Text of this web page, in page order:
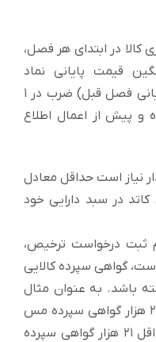
کالا در ابتداي هر فصل،
قیمت پایانی نماد
معاملاتی مس کاتد در یک ماه پایانی فصل قبل) ضرب در ١
تعدیل شده و پیش از اعمال اطلاع
نیاز است حداقل معادل
کاتد در سبد دارایی خود
ثبت درخواست ترخیص،
گواهی سپرده کالایی
باشد. به عنوان مثال
چنانچه خریدار درخواست تحویل ٢٠ هزار گواهی سپرده مس
کاتد را داشته باشد، میبایست حداقل ٢١ هزار گواهی سپرده